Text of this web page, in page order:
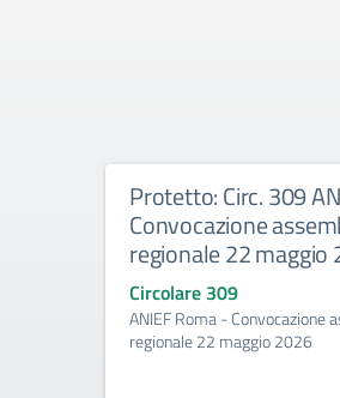
Protetto: Circ. 309
Convocazione
regionale 22 maggio
Circolare 309
ANIEF Roma - Convocazione
regionale 22 maggio 2026